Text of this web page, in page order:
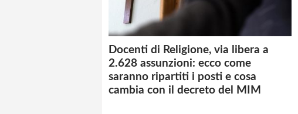
Docenti di Religione, via libera a
2.628 assunzioni: ecco come
saranno ripartiti i posti e cosa
cambia con il decreto del MIM